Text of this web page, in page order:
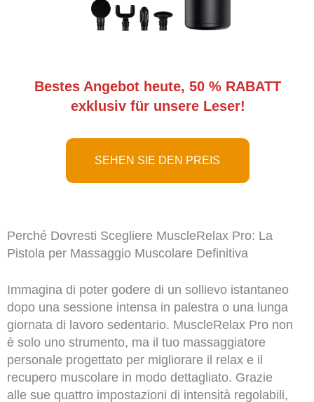
Bestes Angebot heute, 50 % RABATT
exklusiv für unsere Leser!
SEHEN SIE DEN PREIS
Perché Dovresti Scegliere MuscleRelax Pro: La
Pistola per Massaggio Muscolare Definitiva
Immagina di poter godere di un sollievo istantaneo
dopo una sessione intensa in palestra o una lunga
giornata di lavoro sedentario. MuscleRelax Pro non
è solo uno strumento, ma il tuo massaggiatore
personale progettato per migliorare il relax e il
recupero muscolare in modo dettagliato. Grazie
alle sue quattro impostazioni di intensità regolabili,